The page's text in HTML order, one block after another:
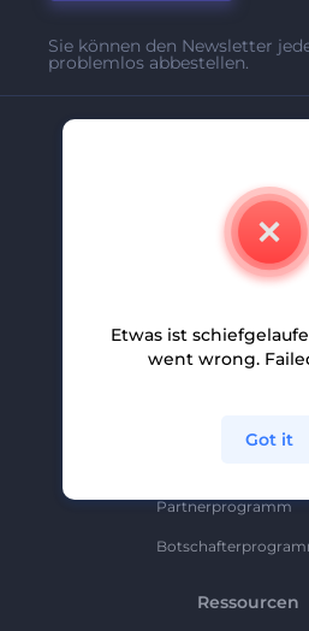
Sie können den Newsletter
problemlos abbestellen.
Partnerprogramm
Partnerprogramm
Ressourcen
Etwas ist
went wrong.
Got it